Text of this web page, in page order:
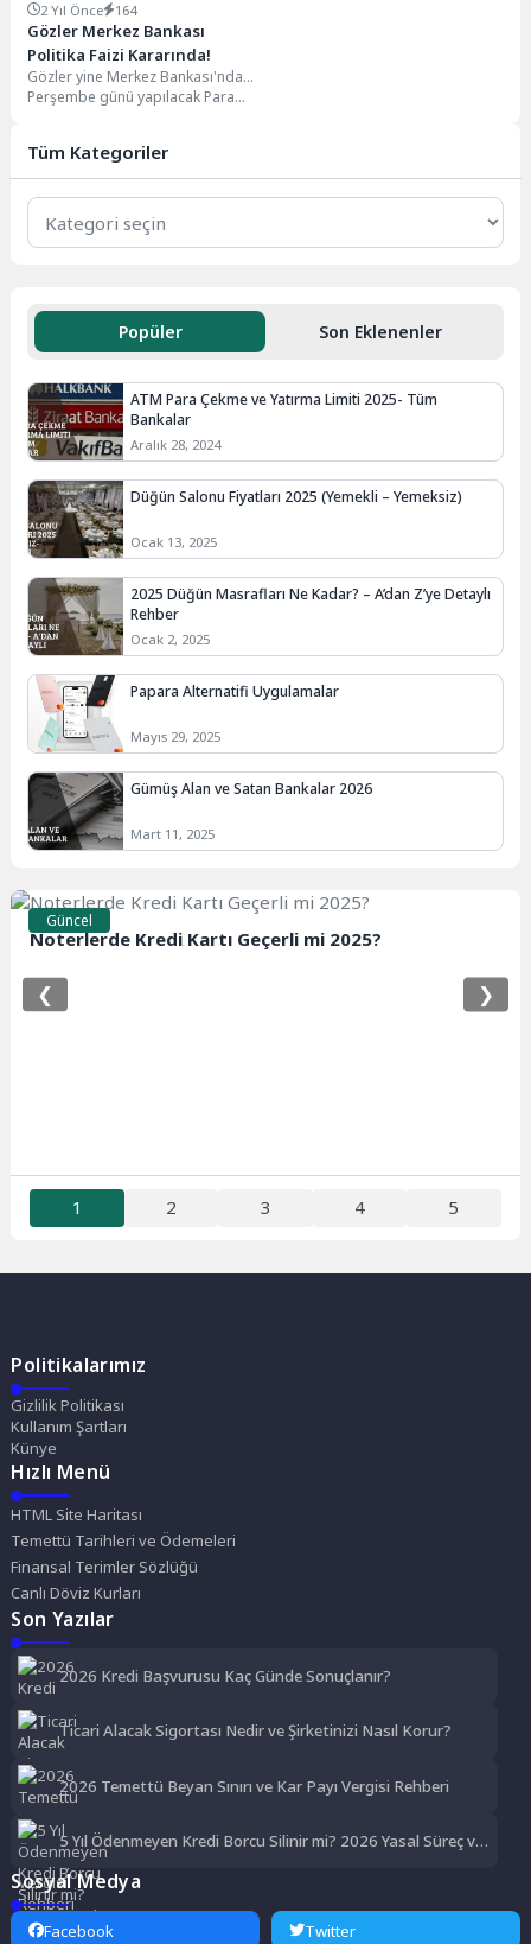
2 Yıl Önce 164
Gözler Merkez Bankası
Politika Faizi Kararında!
Gözler yine Merkez Bankası'nda...
Perşembe günü yapılacak Para
kararı,...
Tüm Kategoriler
Popüler Son Eklenenler
ATM Para Çekme ve Yatırma Limiti 2025- Tüm
Bankalar
Aralık 28, 2024
Düğün Salonu Fiyatları 2025 (Yemekli – Yemeksiz)
Ocak 13, 2025
2025 Düğün Masrafları Ne Kadar? – A’dan Z’ye Detaylı
Rehber
Ocak 2, 2025
Papara Alternatifi Uygulamalar
Mayıs 29, 2025
Gümüş Alan ve Satan Bankalar 2026
Mart 11, 2025
Güncel
Noterlerde Kredi Kartı Geçerli mi 2025?
❮ ❯
1 2 3 4 5
Politikalarımız
Gizlilik Politikası
Kullanım Şartları
Künye
Hızlı Menü
HTML Site Haritası
Temettü Tarihleri ve Ödemeleri
Finansal Terimler Sözlüğü
Canlı Döviz Kurları
Son Yazılar
2026 Kredi Başvurusu Kaç Günde Sonuçlanır?
Ticari Alacak Sigortası Nedir ve Şirketinizi Nasıl Korur?
2026 Temettü Beyan Sınırı ve Kar Payı Vergisi Rehberi
5 Yıl Ödenmeyen Kredi Borcu Silinir mi? 2026 Yasal Süreç ve
Çözümler
Sosyal Medya
Facebook Twitter